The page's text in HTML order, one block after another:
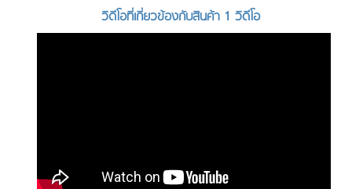
วิดีโอที่เกี่ยวข้องกับสินค้า 1 วิดีโอ